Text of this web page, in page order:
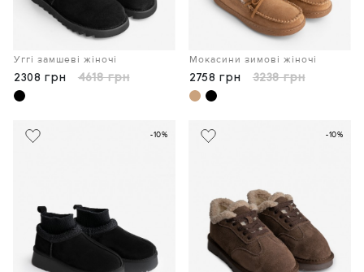
Уггі замшеві жіночі
2308 грн 4618 грн
Мокасини зимові жіночі
2758 грн 3238 грн
-10% -10%